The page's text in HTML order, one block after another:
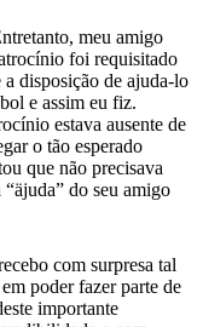
meu amigo
foi requisitado
disposição de ajuda-lo
e assim eu fiz.
estava ausente de
o tão esperado
que não precisava
do seu amigo
com surpresa tal
poder fazer parte de
importante